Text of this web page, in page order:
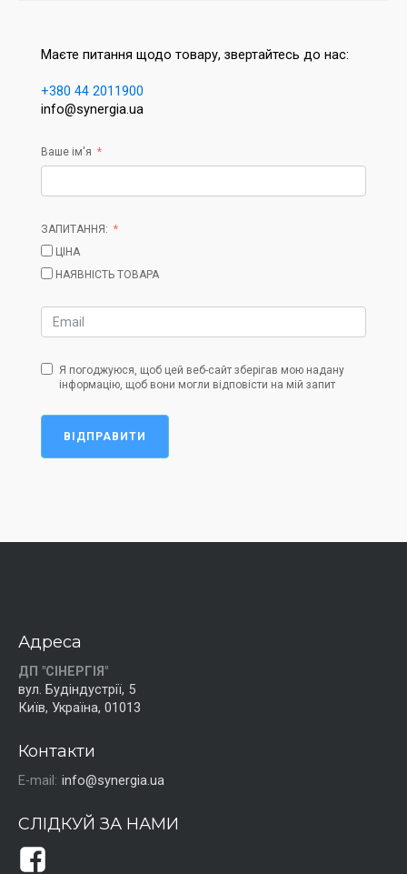
Маєте питання щодо товару, звертайтесь до нас:
+380 44 2011900
info@synergia.ua
Ваше ім'я
ЗАПИТАННЯ:
ЦІНА
НАЯВНІСТЬ ТОВАРА
Я погоджуюся, щоб цей веб-сайт зберігав мою надану
інформацію, щоб вони могли відповісти на мій запит
ВІДПРАВИТИ
Адреса
ДП "СІНЕРГІЯ"
вул. Будіндустрії, 5
Київ, Україна, 01013
Контакти
E-mail: info@synergia.ua
СЛІДКУЙ ЗА НАМИ